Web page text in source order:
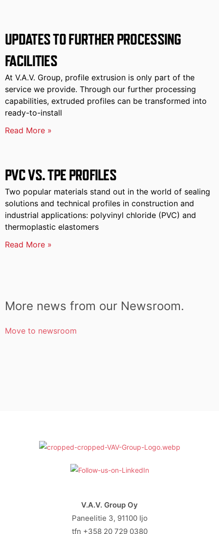
UPDATES TO FURTHER PROCESSING
FACILITIES
At V.A.V. Group, profile extrusion is only part of the
service we provide. Through our further processing
capabilities, extruded profiles can be transformed into
ready-to-install
Read More »
PVC VS. TPE PROFILES
Two popular materials stand out in the world of sealing
solutions and technical profiles in construction and
industrial applications: polyvinyl chloride (PVC) and
thermoplastic elastomers
Read More »
More news from our Newsroom.
Move to newsroom
V.A.V. Group Oy
Paneelitie 3, 91100 Ijo
tfn +358 20 729 0380